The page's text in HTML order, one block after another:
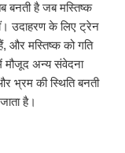
बनती है जब मस्तिष्क
उदाहरण के लिए ट्रेन
और मस्तिष्क को गति
मौजूद अन्य संवेदना
भ्रम की स्थिति बनती
है।